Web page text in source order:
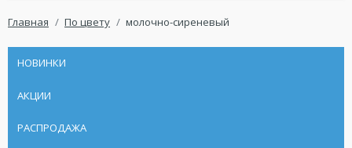
Главная По цвету молочно-сиреневый
НОВИНКИ
АКЦИИ
РАСПРОДАЖА